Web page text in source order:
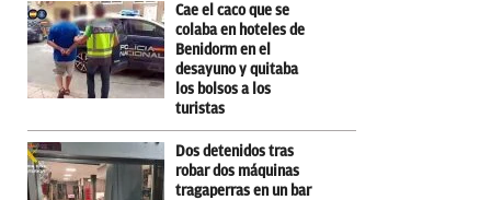
Cae el caco que se
colaba en hoteles de
Benidorm en el
desayuno y quitaba
los bolsos a los
turistas
Dos detenidos tras
robar dos máquinas
tragaperras en un bar